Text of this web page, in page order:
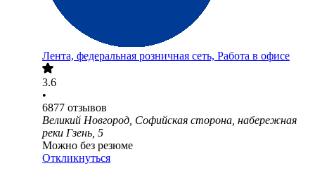
Лента, федеральная розничная сеть, Работа в офисе
3.6
•
6877 отзывов
Великий Новгород, Софийская сторона, набережная
реки Гзень, 5
Можно без резюме
Откликнуться